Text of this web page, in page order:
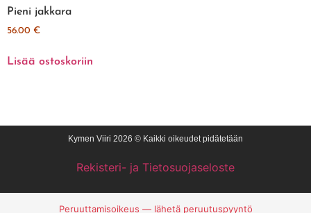
Pieni jakkara
56.00 €
Lisää ostoskoriin
Kymen Viiri 2026 © Kaikki oikeudet pidätetään
Rekisteri- ja Tietosuojaseloste
Peruuttamisoikeus — lähetä peruutuspyyntö